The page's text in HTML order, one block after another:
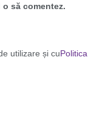
să comentez.
utilizare și cuPolitica